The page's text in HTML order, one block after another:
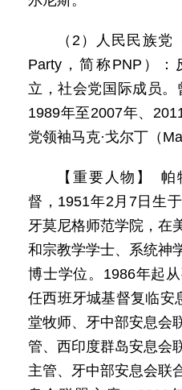
（2）人民民族党
Party，简称PNP）
立，社会党国际成员。
1989年至2007年、
党领袖马克·戈尔丁（
【重要人物】 帕
督，1951年2月7日生
牙莫尼格师范学院，在
和宗教学学士、系统神
博士学位。1986年起
任西班牙城基督复临安
堂牧师、牙中部安息会
管、西印度群岛安息会
主管、牙中部安息会联